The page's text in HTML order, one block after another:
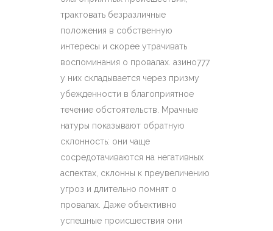
трактовать безразличные
положения в собственную
интересы и скорее утрачивать
воспоминания о провалах. азино777
у них складывается через призму
убежденности в благоприятное
течение обстоятельств. Мрачные
натуры показывают обратную
склонность: они чаще
сосредотачиваются на негативных
аспектах, склонны к преувеличению
угроз и длительно помнят о
провалах. Даже объективно
успешные происшествия они